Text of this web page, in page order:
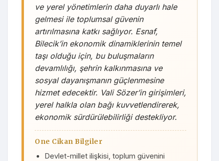
ve yerel yönetimlerin daha duyarlı hale
gelmesi ile toplumsal güvenin
artırılmasına katkı sağlıyor. Esnaf,
Bilecik’in ekonomik dinamiklerinin temel
taşı olduğu için, bu buluşmaların
devamlılığı, şehrin kalkınmasına ve
sosyal dayanışmanın güçlenmesine
hizmet edecektir. Vali Sözer’in girişimleri,
yerel halkla olan bağı kuvvetlendirerek,
ekonomik sürdürülebilirliği destekliyor.
One Cikan Bilgiler
Devlet-millet ilişkisi, toplum güvenini